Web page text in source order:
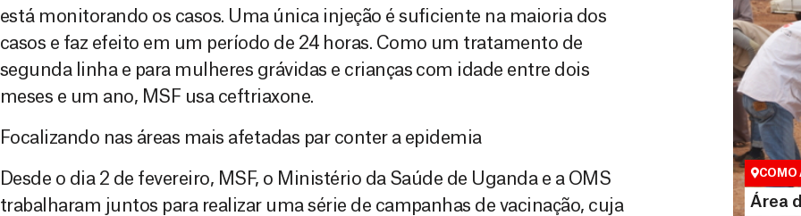
está monitorando os casos. Uma única injeção é suficiente na maioria dos
casos e faz efeito em um período de 24 horas. Como um tratamento de
segunda linha e para mulheres grávidas e crianças com idade entre dois
meses e um ano, MSF usa ceftriaxone.
Focalizando nas áreas mais afetadas par conter a epidemia
Desde o dia 2 de fevereiro, MSF, o Ministério da Saúde de Uganda e a OMS
trabalharam juntos para realizar uma série de campanhas de vacinação, cuja
Área
Espaço
COMO
Área